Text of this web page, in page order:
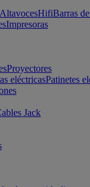
AltavocesHifiBarras
Impresoras
Proyectores
eléctricasPatinetes
Jack